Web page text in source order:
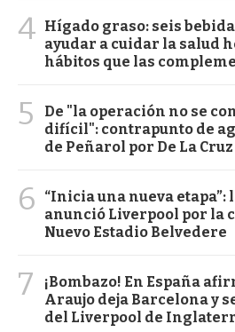
4 Hígado graso: seis
ayudar a cuidar la salud
hábitos que las
5
De "la operación no se
difícil": contrapunto de
de Peñarol por De La Cruz
6
“Inicia una nueva etapa”:
anunció Liverpool por la
Nuevo Estadio Belvedere
7
¡Bombazo! En España
Araujo deja Barcelona y
del Liverpool de